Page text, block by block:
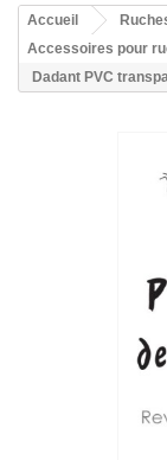
Accueil
Accessoires pour
Dadant PVC